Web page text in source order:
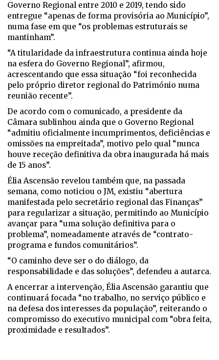
Governo Regional entre 2010 e 2019, tendo sido
entregue “apenas de forma provisória ao Município”,
numa fase em que “os problemas estruturais se
mantinham”.
“A titularidade da infraestrutura continua ainda hoje
na esfera do Governo Regional”, afirmou,
acrescentando que essa situação “foi reconhecida
pelo próprio diretor regional do Património numa
reunião recente”.
De acordo com o comunicado, a presidente da
Câmara sublinhou ainda que o Governo Regional
“admitiu oficialmente incumprimentos, deficiências e
omissões na empreitada”, motivo pelo qual “nunca
houve receção definitiva da obra inaugurada há mais
de 15 anos”.
Élia Ascensão revelou também que, na passada
semana, como noticiou o JM, existiu “abertura
manifestada pelo secretário regional das Finanças”
para regularizar a situação, permitindo ao Município
avançar para “uma solução definitiva para o
problema”, nomeadamente através de “contrato-
programa e fundos comunitários”.
“O caminho deve ser o do diálogo, da
responsabilidade e das soluções”, defendeu a autarca.
A encerrar a intervenção, Élia Ascensão garantiu que
continuará focada “no trabalho, no serviço público e
na defesa dos interesses da população”, reiterando o
compromisso do executivo municipal com “obra feita,
proximidade e resultados”.